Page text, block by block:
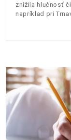
znížila hlučnosť
napríklad pri